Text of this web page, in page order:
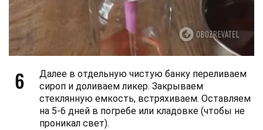
6
Далее в отдельную чистую банку переливаем
сироп и доливаем ликер. Закрываем
стеклянную емкость, встряхиваем. Оставляем
на 5-6 дней в погребе или кладовке (чтобы не
проникал свет).